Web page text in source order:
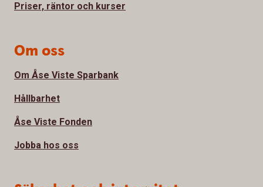
Priser, räntor och kurser
Om oss
Om Åse Viste Sparbank
Hållbarhet
Åse Viste Fonden
Jobba hos oss